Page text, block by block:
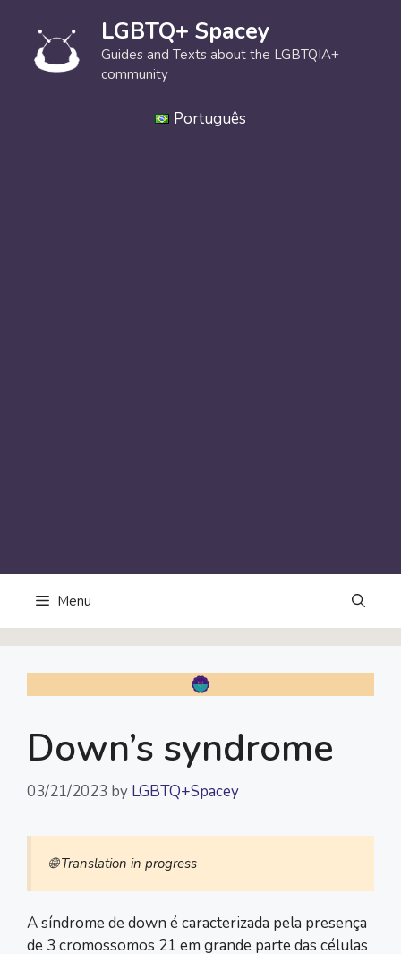
content
LGBTQ+ Spacey
Guides and Texts about the LGBTQIA+
community
Português
Menu
Down’s syndrome
03/21/2023 by LGBTQ+Spacey
🌐 Translation in progress
A síndrome de down é caracterizada pela presença
de 3 cromossomos 21 em grande parte das células